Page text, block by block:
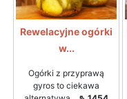
Rewelacyjne ogórki
w...
Ogórki z przyprawą
gyros to ciekawa